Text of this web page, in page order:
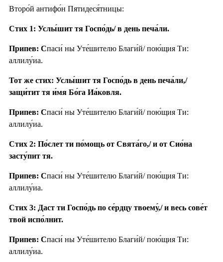
Второ́й антифо́н Пятидеся́тницы:
Стих 1: Услы́шит тя Госпо́дь/ в день печа́ли.
Припев: Спаси́ ны Уте́шителю Благи́й/ пою́щия Ти:
аллилу́иа.
Тот же стих: Услы́шит тя Госпо́дь в день печа́ли,/
защи́тит тя и́мя Бо́га Иа́ковля.
Припев: Спаси́ ны Уте́шителю Благи́й/ пою́щия Ти:
аллилу́иа.
Стих 2: По́слет ти по́мощь от Свята́го,/ и от Сио́на
засту́пит тя.
Припев: Спаси́ ны Уте́шителю Благи́й/ пою́щия Ти:
аллилу́иа.
Стих 3: Даст ти Госпо́дь по се́рдцу твоему́,/ и весь сове́т
твой испо́лнит.
Припев: Спаси́ ны Уте́шителю Благи́й/ пою́щия Ти:
аллилу́иа.